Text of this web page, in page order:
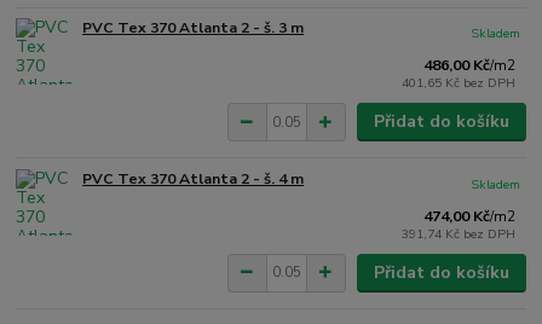
PVC Tex 370 Atlanta 2 - š. 3 m
486,00 Kč/m2
401,65 Kč bez DPH
Skladem
Přidat do košíku
PVC Tex 370 Atlanta 2 - š. 4 m
474,00 Kč/m2
391,74 Kč bez DPH
Skladem
Přidat do košíku